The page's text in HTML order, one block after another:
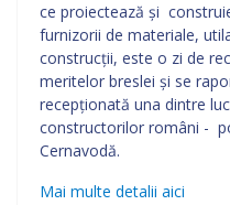
ce proiectează şi
furnizorii de materiale,
construcţii, este o zi de
meritelor breslei şi se
recepţionată una dintre
constructorilor români -
Cernavodă.
Mai multe detalii aici